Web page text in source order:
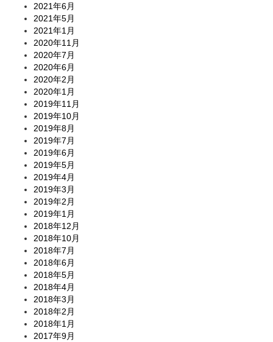
2021年6月
2021年5月
2021年1月
2020年11月
2020年7月
2020年6月
2020年2月
2020年1月
2019年11月
2019年10月
2019年8月
2019年7月
2019年6月
2019年5月
2019年4月
2019年3月
2019年2月
2019年1月
2018年12月
2018年10月
2018年7月
2018年6月
2018年5月
2018年4月
2018年3月
2018年2月
2018年1月
2017年9月